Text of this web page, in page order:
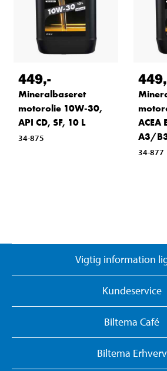
449,-
Mineralbaseret
motorolie 10W-30,
API CD, SF, 10 L
34-875
449
ACEA
A3/
34-877
Vigtig information
Kundeservice
Biltema Café
Biltema Erhverv